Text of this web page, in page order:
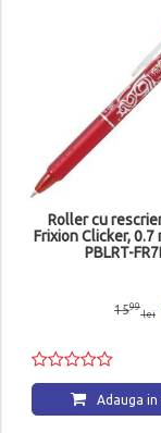
Roller cu
Frixion Clicker, 0.7
PBLRT-
1599
lei
Adauga in